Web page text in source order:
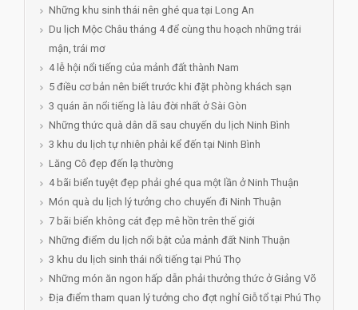
Những khu sinh thái nên ghé qua tại Long An
Du lịch Mộc Châu tháng 4 để cùng thu hoạch những trái
mận, trái mơ
4 lễ hội nổi tiếng của mảnh đất thành Nam
5 điều cơ bản nên biết trước khi đặt phòng khách sạn
3 quán ăn nổi tiếng là lâu đời nhất ở Sài Gòn
Những thức quà dân dã sau chuyến du lịch Ninh Bình
3 khu du lịch tự nhiên phải kể đến tại Ninh Bình
Lăng Cô đẹp đến lạ thường
4 bãi biển tuyệt đẹp phải ghé qua một lần ở Ninh Thuận
Món quà du lịch lý tưởng cho chuyến đi Ninh Thuận
7 bãi biển không cát đẹp mê hồn trên thế giới
Những điểm du lịch nổi bật của mảnh đất Ninh Thuận
3 khu du lịch sinh thái nổi tiếng tại Phú Thọ
Những món ăn ngon hấp dẫn phải thưởng thức ở Giảng Võ
Địa điểm tham quan lý tưởng cho đợt nghỉ Giỗ tổ tại Phú Thọ